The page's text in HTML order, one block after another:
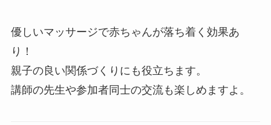
優しいマッサージで赤ちゃんが落ち着く効果あ
り！
親子の良い関係づくりにも役立ちます。
講師の先生や参加者同士の交流も楽しめますよ。